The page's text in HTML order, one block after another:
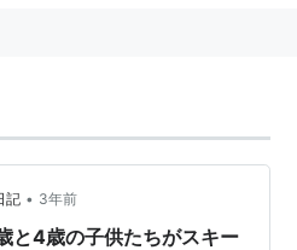
記 • 3年前
と4歳の子供たちがスキー